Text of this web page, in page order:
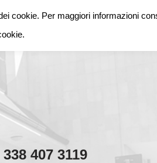
338 407 3119
cookie. Per maggiori informazioni